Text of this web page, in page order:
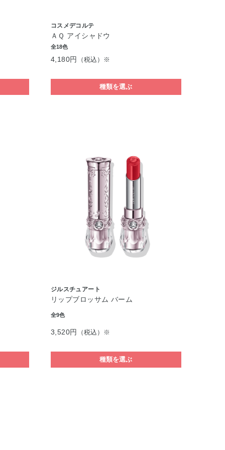
コスメデコルテ
ＡＱ アイシャドウ
全18色
4,180円 （税込）※
種類を選ぶ
ジルスチュアート
リップブロッサム バーム
全9色
3,520円 （税込）※
種類を選ぶ